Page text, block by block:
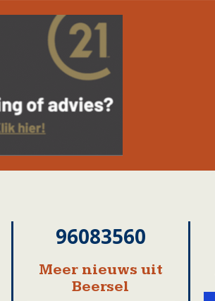
96083560
Meer nieuws uit
Beersel